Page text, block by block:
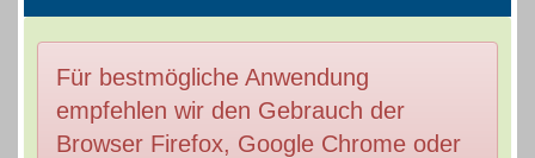
Für bestmögliche Anwendung
empfehlen wir den Gebrauch der
Browser Firefox, Google Chrome oder